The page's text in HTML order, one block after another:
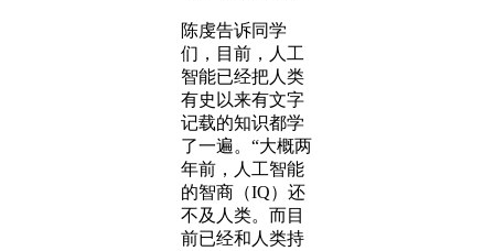
陈虔告诉同学
们，目前，人工
智能已经把人类
有史以来有文字
记载的知识都学
了一遍。“大概两
年前，人工智能
的智商（IQ）还
不及人类。而目
前已经和人类持